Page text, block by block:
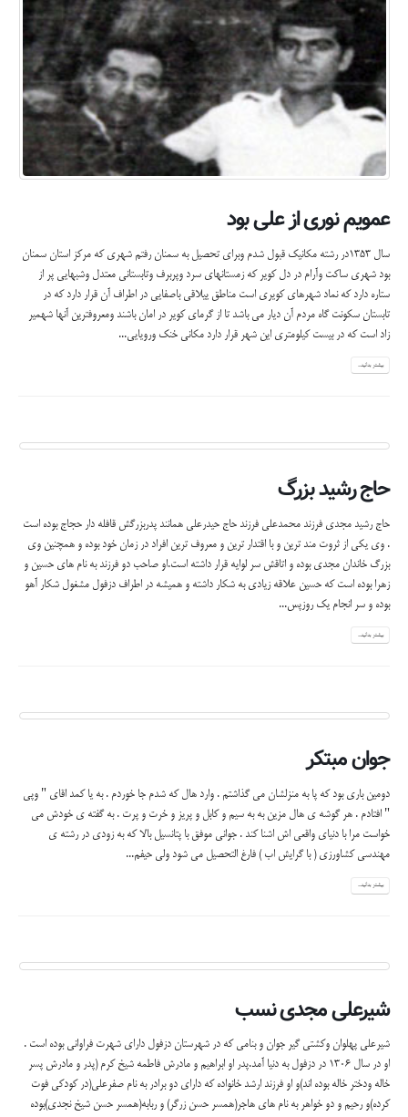
عمویم نوری از علی بود
سال 1353در رشته مکانیک قبول شدم وبرای تحصیل به سمنان رفتم شهری که مرکز استان سمنان
بود شهری ساکت وآرام در دل کویر که زمستانهای سرد وپربرف وتابستانی معتدل وشبهایی پر از
ستاره دارد که نماد شهرهای کویری است مناطق ییلاقی باصفایی در اطراف آن قرار دارد که در
تابستان سکونت گاه مردم آن دیار می باشد تا از گرمای کویر در امان باشند ومعروفترین آنها شهمیر
زاد است که در بیست کیلومتری این شهر قرار دارد مکانی خنک ورویایی...
بیشتر بدانید...
حاج رشید بزرگ
حاج رشید مجدی فرزند محمدعلی فرزند حاج حیدرعلی همانند پدربزرگش قافله دار حجاج بوده است
. وی یکی از ثروت مند ترین و با اقتدار ترین و معروف ترین افراد در زمان خود بوده و همچنین وی
بزرگ خاندان مجدی بوده و اتاقش سر لوایه قرار داشته است.او صاحب دو فرزند به نام های حسین و
زهرا بوده است که حسین علاقه زیادی به شکار داشته و همیشه در اطراف دزفول مشغول شکار آهو
بوده و سر انجام یک روزپس...
بیشتر بدانید...
جوان مبتکر
دومین باری بود که پا به منزلشان می گذاشتم . وارد هال که شدم جا خوردم . به یا کمد اقای " وپی
" افتادم . هر گوشه ی هال مزین به به سیم و کابل و پریز و خرت و پرت . به گفته ی خودش می
خواست مرا با دنیای واقعی اش اشنا کند . جوانی موفق با پتانسیل بالا که به زودی در رشته ی
مهندسی کشاورزی ( با گرایش اب ) فارغ التحصیل می شود ولی حیفم...
بیشتر بدانید...
شیرعلی مجدی نسب
شیرعلی پهلوان وکشتی گیر جوان و بنامی که در شهرستان دزفول دارای شهرت فراوانی بوده است .
او در سال 1306 در دزفول به دنیا آمد.پدر او ابراهیم و مادرش فاطمه شیخ کرم (پدر و مادرش پسر
خاله ودختر خاله بوده اند)و او فرزند ارشد خانواده که دارای دو برادر به نام صفرعلی(در کودکی فوت
کرده)و رحیم و دو خواهر به نام های هاجر(همسر حسن زرگر) و ربابه(همسر حسن شیخ نجدی)بوده